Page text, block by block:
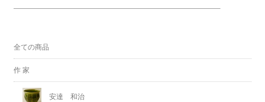
全ての商品
作 家
安達 和治